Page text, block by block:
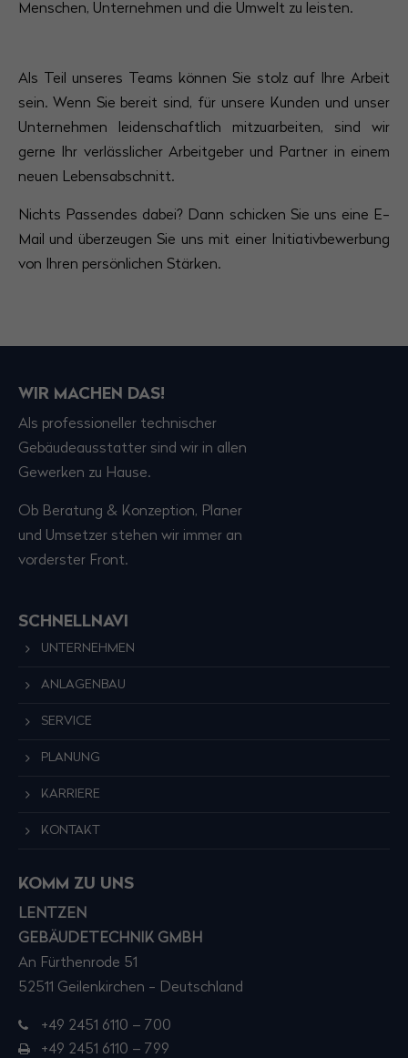
Menschen, Unternehmen und die Umwelt zu leisten.
Als Teil unseres Teams können Sie stolz auf Ihre Arbeit
sein. Wenn Sie bereit sind, für unsere Kunden und unser
Unternehmen leidenschaftlich mitzuarbeiten, sind wir
gerne Ihr verlässlicher Arbeitgeber und Partner in einem
neuen Lebensabschnitt.
Nichts Passendes dabei? Dann schicken Sie uns eine E-
Mail und überzeugen Sie uns mit einer Initiativbewerbung
von Ihren persönlichen Stärken.
WIR MACHEN DAS!
Als professioneller technischer
Gebäudeausstatter sind wir in allen
Gewerken zu Hause.
Ob Beratung & Konzeption, Planer
und Umsetzer stehen wir immer an
vorderster Front.
SCHNELLNAVI
UNTERNEHMEN
ANLAGENBAU
SERVICE
PLANUNG
KARRIERE
KONTAKT
KOMM ZU UNS
LENTZEN
GEBÄUDETECHNIK GMBH
An Fürthenrode 51
52511 Geilenkirchen - Deutschland
+49 2451 6110 – 700
+49 2451 6110 – 799